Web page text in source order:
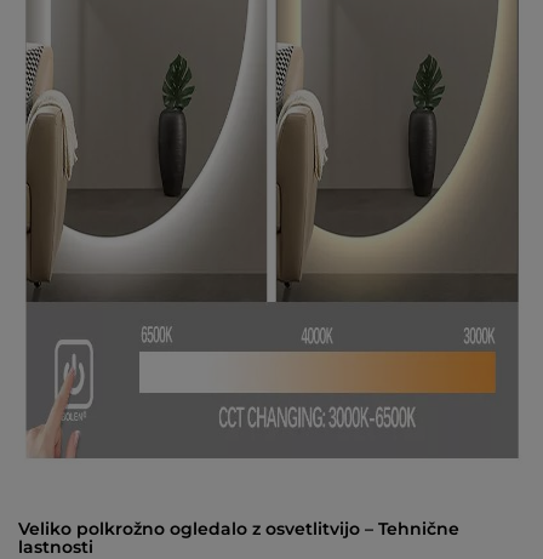
Veliko polkrožno ogledalo z osvetlitvijo – Tehnične
lastnosti